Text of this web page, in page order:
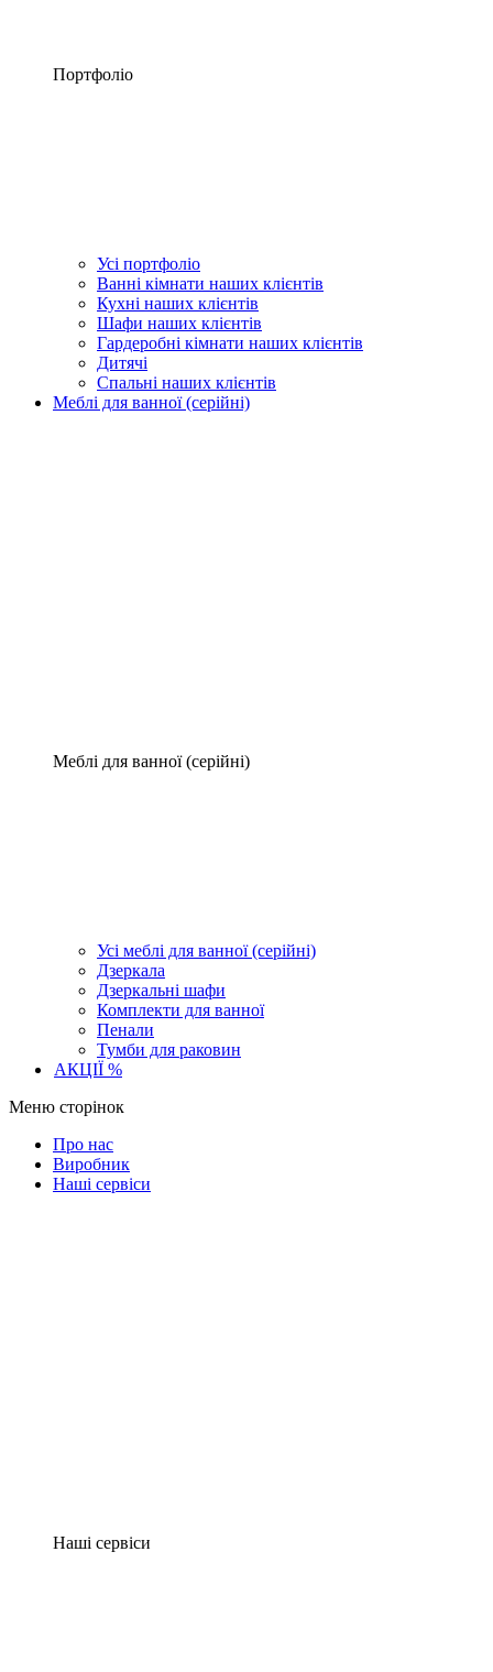
Портфоліо
Усі портфоліо
Ванні кімнати наших клієнтів
Кухні наших клієнтів
Шафи наших клієнтів
Гардеробні кімнати наших клієнтів
Дитячі
Спальні наших клієнтів
Меблі для ванної (серійні)
Меблі для ванної (серійні)
Усі меблі для ванної (серійні)
Дзеркала
Дзеркальні шафи
Комплекти для ванної
Пенали
Тумби для раковин
АКЦІЇ %
Меню сторінок
Про нас
Виробник
Наші сервіси
Наші сервіси